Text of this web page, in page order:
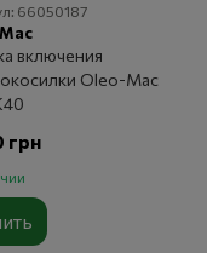
66050187
включения
Oleo-Mac
грн